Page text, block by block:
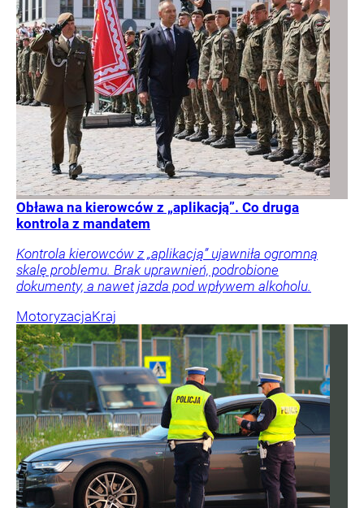
Obława na kierowców z „aplikacją”. Co druga
kontrola z mandatem
Kontrola kierowców z „aplikacją” ujawniła ogromną
skalę problemu. Brak uprawnień, podrobione
dokumenty, a nawet jazda pod wpływem alkoholu.
MotoryzacjaKraj